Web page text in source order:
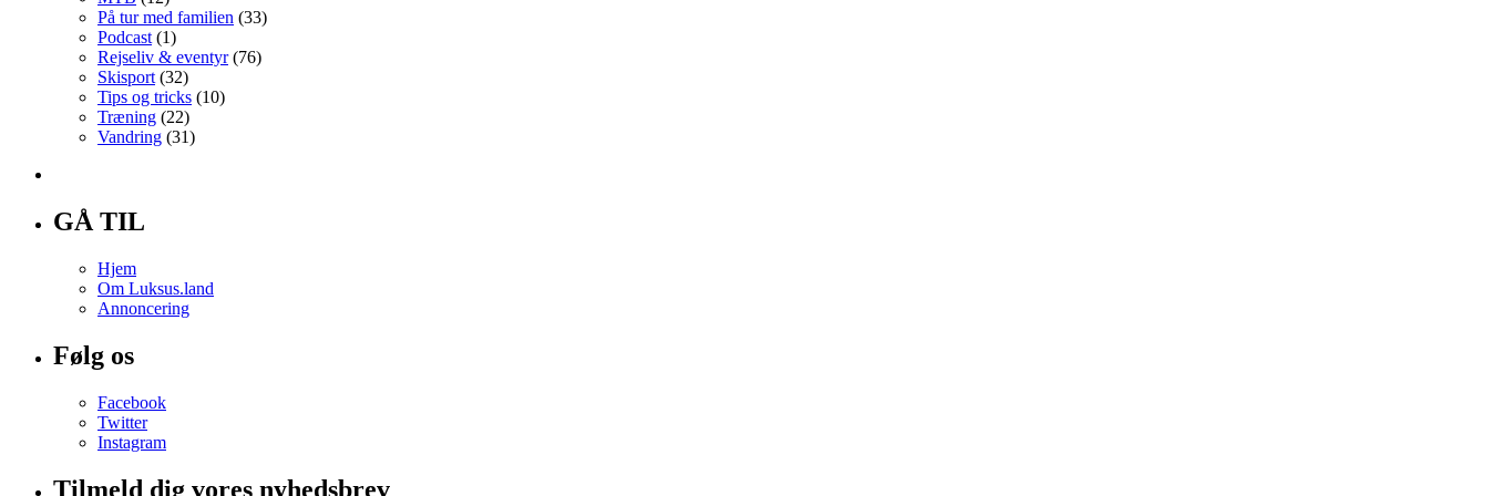
På tur med familien (33)
Podcast (1)
Rejseliv & eventyr(76)
Skisport (32)
Tips og tricks (10)
Træning (22)
Vandring (31)
GÅ TIL
Hjem
Om Luksus.land
Annoncering
Følg os
Facebook
Twitter
Instagram
Tilmeld dig vores nyhedsbrev